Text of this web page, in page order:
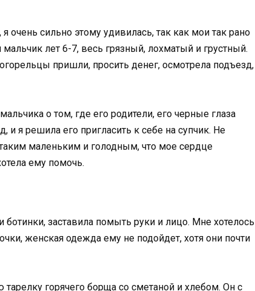
очень сильно этому удивилась, так как мои так рано
лет 6-7, весь грязный, лохматый и грустный.
пришли, просить денег, осмотрела подъезд,
о том, где его родители, его черные глаза
и я решила его пригласить к себе на супчик. Не
маленьким и голодным, что мое сердце
ему помочь.
ботинки, заставила помыть руки и лицо. Мне хотелось
женская одежда ему не подойдет, хотя они почти
горячего борща со сметаной и хлебом. Он с